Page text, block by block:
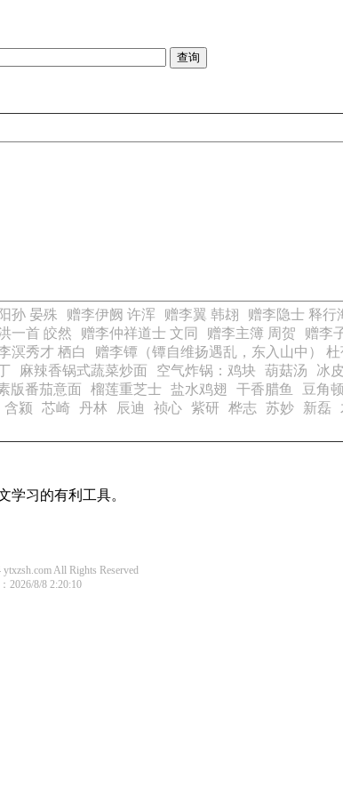
孙 晏殊 赠李伊阙 许浑 赠李翼 韩翃 赠李隐士 释行
一首 皎然 赠李仲祥道士 文同 赠李主簿 周贺 赠李
溟秀才 栖白 赠李镡（镡自维扬遇乱，东入山中）
麻辣香锅式蔬菜炒面 空气炸锅：鸡块 葫菇汤 冰
版番茄意面 榴莲重芝士 盐水鸡翅 干香腊鱼 豆角
含颍 芯崎 丹林 辰迪 祯心 紫研 桦志 苏妙 新磊
学习的有利工具。
All Rights Reserved
2026/8/8 2:20:10